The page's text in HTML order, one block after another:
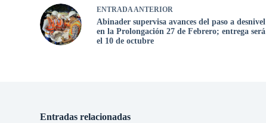
ENTRADA ANTERIOR
Abinader supervisa avances del paso a desnivel
en la Prolongación 27 de Febrero; entrega será
el 10 de octubre
Entradas relacionadas